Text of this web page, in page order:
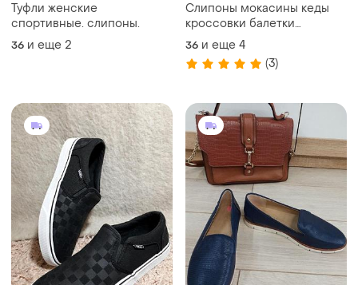
Туфли женские
спортивные. слипоны.
36 и еще 2
Слипоны мокасины кеды
кроссовки балетки
бирюзовые мятные
36 и еще 4
(3)